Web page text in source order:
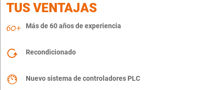
TUS VENTAJAS
Más de 60 años de experiencia
Recondicionado
Nuevo sistema de controladores PLC